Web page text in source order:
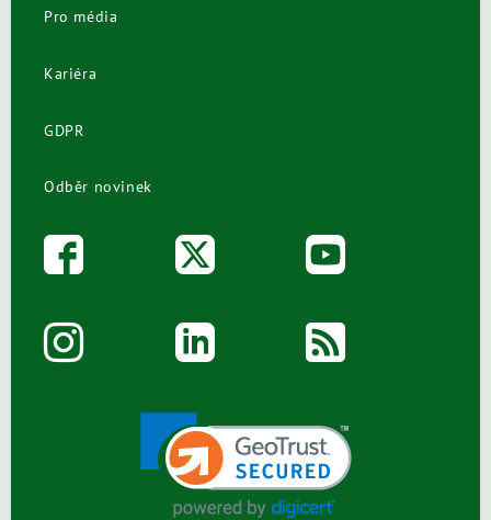
Pro média
Kariéra
GDPR
Odběr novinek